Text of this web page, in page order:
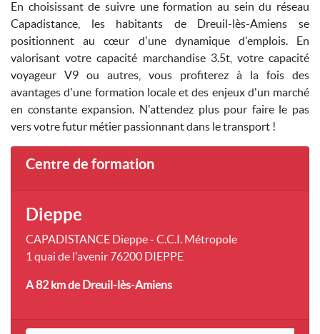
En choisissant de suivre une formation au sein du réseau
Capadistance, les habitants de Dreuil-lès-Amiens se
positionnent au cœur d'une dynamique d'emplois. En
valorisant votre capacité marchandise 3.5t, votre capacité
voyageur V9 ou autres, vous profiterez à la fois des
avantages d'une formation locale et des enjeux d'un marché
en constante expansion. N'attendez plus pour faire le pas
vers votre futur métier passionnant dans le transport !
Centre de formation
Dieppe
CAPADISTANCE Dieppe - C.C.I. Métropole
1 quai de l'avenir 76200 DIEPPE
A 82 kmde Dreuil-lès-Amiens